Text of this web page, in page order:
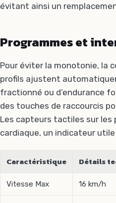
évitant ainsi un
Programmes et
Pour éviter la monotonie, la
profils ajustent
fractionné ou d’endurance
des touches de raccourcis
Les capteurs tactiles sur les
cardiaque, un indicateur
Caractéristique Détails
Vitesse Max 16 km/h